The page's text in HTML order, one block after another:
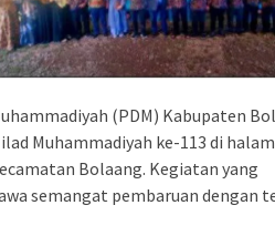
(PDM) Kabupaten
Muhammadiyah ke-113 di
Bolaang. Kegiatan yang
semangat pembaruan dengan